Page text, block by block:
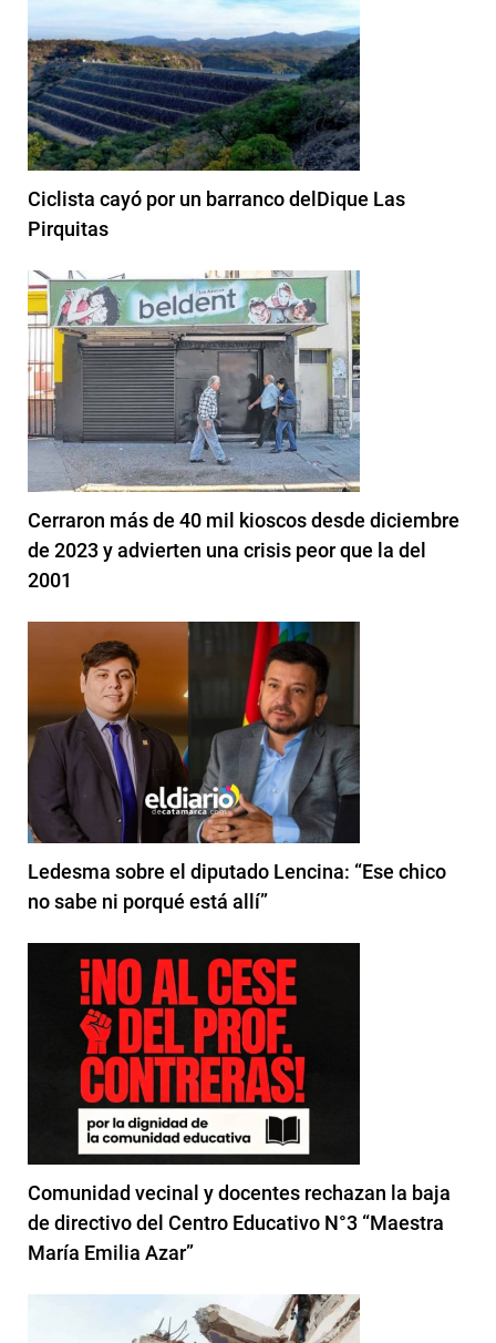
Ciclista cayó por un barranco delDique Las
Pirquitas
Cerraron más de 40 mil kioscos desde diciembre
de 2023 y advierten una crisis peor que la del
2001
Ledesma sobre el diputado Lencina: “Ese chico
no sabe ni porqué está allí”
Comunidad vecinal y docentes rechazan la baja
de directivo del Centro Educativo N°3 “Maestra
María Emilia Azar”